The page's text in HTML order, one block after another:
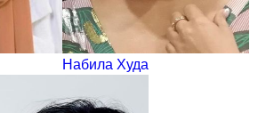
Набила Худа